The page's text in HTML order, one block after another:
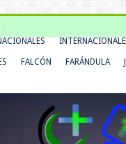
FALCÓN FARÁNDULA